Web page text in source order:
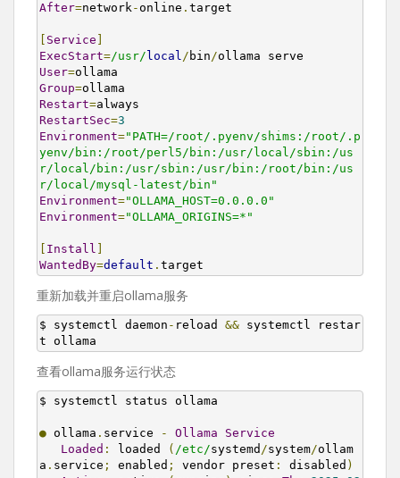
After=network- online . target
Service
ExecStart=/usr/ local/ bin/
User=
Group=
Restart=
RestartSec=3
Environment="PATH=/root/.pyenv/shims:/root/.p
yenv/bin:/root/perl5/bin:/usr/local/sbin:/us
r/local/bin:/usr/sbin:/usr/bin:/root/bin:/us
r/local/mysql-latest/bin"
Environment="OLLAMA_HOST=0.0.0.0"
Environment="OLLAMA_ORIGINS=*"
Install
WantedBy=default . target
重新加载并重启ollama服务
$ systemctl daemon - reload && systemctl restar
t ollama
查看ollama服务运行状态
$ systemctl status ollama
● ollama . service - Ollama
Service
Loaded : loaded ( /etc/systemd /system/ollam
a . service ; enabled ; vendor preset : disabled )